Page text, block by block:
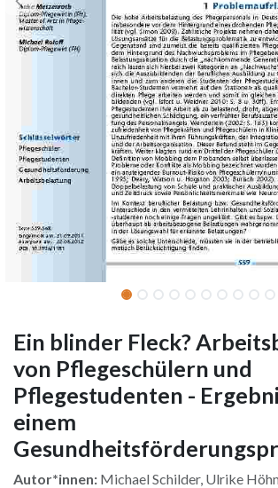
Ein blinder Fleck?
von Pflegeschülern und
Pflegestudenten -
einem
Autor*innen: Michael Schilder, Ulrike